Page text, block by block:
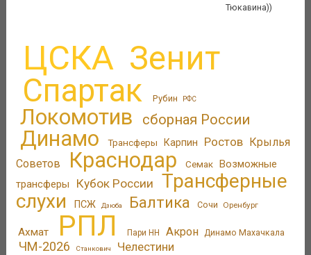
Тюкавина))
ЦСКА Зенит
Спартак Рубин РФС
Локомотив сборная России
Динамо Трансферы Карпин Ростов
Крылья
Советов
Краснодар Семак Возможные
трансферы
Кубок России
Трансферные
слухи
ПСЖ Дзюба Балтика Сочи Оренбург
Ахмат РПЛ Пари НН Акрон Динамо Махачкала
ЧМ-2026 Станкович Челестини